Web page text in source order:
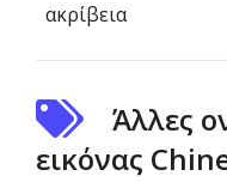
ακρίβεια
Άλλες
εικόνας